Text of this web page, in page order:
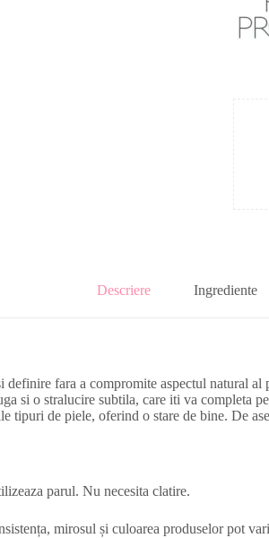
Descriere Ingrediente
fara a compromite aspectul natural
si o stralucire subtila, care iti va
tipuri de piele, oferind o stare de bine. De
parul. Nu necesita clatire.
mirosul și culoarea produselor pot